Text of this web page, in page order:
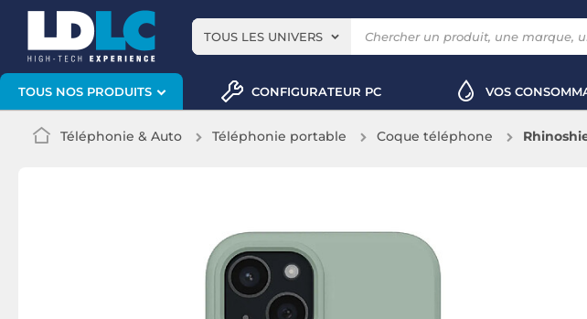
TOUS LES UNIVERS
TOUS NOS PRODUITS CONFIGURATEUR PC VOS
Téléphonie & Auto Téléphonie portable Coque téléphone